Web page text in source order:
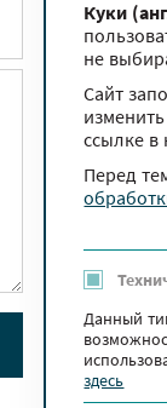
Куки
не
Сайт
ссылке в
Перед
Данный
здесь